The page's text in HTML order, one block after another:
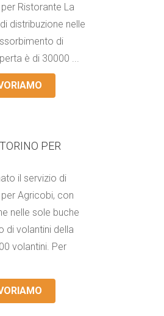
Ristorante La
distribuzione nelle
di
è di 30000 ...
PER
il servizio di
Agricobi, con
nelle sole buche
di volantini della
volantini. Per